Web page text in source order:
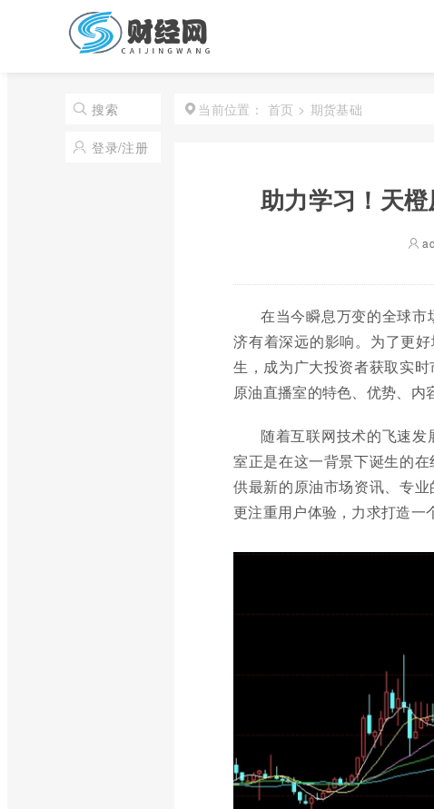
搜索
登录/注册
当前位置： 首页 > 期货基础
助力学习！天
在当今瞬息万变的全球
济有着深远的影响。为了更
生，成为广大投资者获取实
原油直播室的特色、优势、内
随着互联网技术的飞速
室正是在这一背景下诞生的
供最新的原油市场资讯、专
更注重用户体验，力求打造一